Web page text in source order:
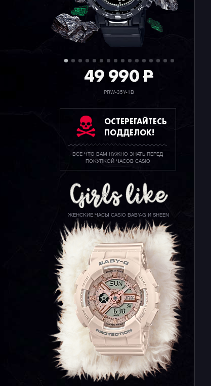
49 990P
PRW-35Y-1B
ОСТЕРЕГАЙТЕСЬ
ПОДДЕЛОК!
ВСЕ ЧТО ВАМ НУЖНО ЗНАТЬ ПЕРЕД
ПОКУПКОЙ ЧАСОВ CASIO
ЖЕНСКИЕ ЧАСЫ CASIO BABY-G И SHEEN